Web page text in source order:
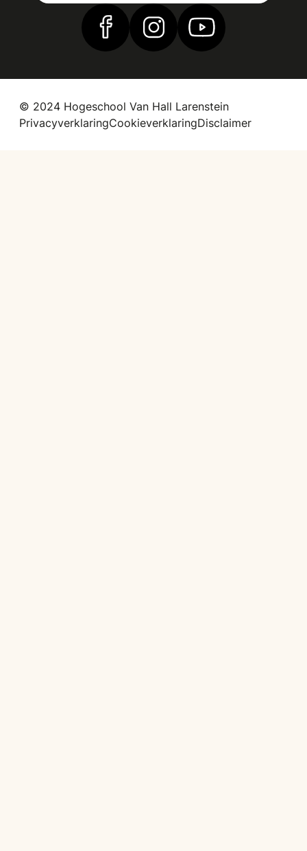
Vind ons op Facebook
Vind ons op Instagram
Vind ons op
© 2024 Hogeschool Van Hall Larenstein
PrivacyverklaringCookieverklaringDisclaimer